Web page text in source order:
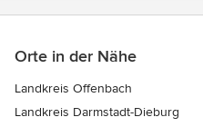
Orte in der Nähe
Landkreis Offenbach
Landkreis Darmstadt-Dieburg